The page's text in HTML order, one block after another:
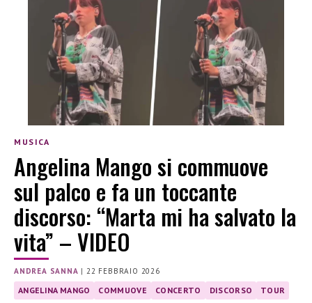
MUSICA
Angelina Mango si commuove
sul palco e fa un toccante
discorso: “Marta mi ha salvato la
vita” – VIDEO
ANDREA SANNA | 22 FEBBRAIO 2026
ANGELINA MANGO COMMUOVE CONCERTO DISCORSO TOUR